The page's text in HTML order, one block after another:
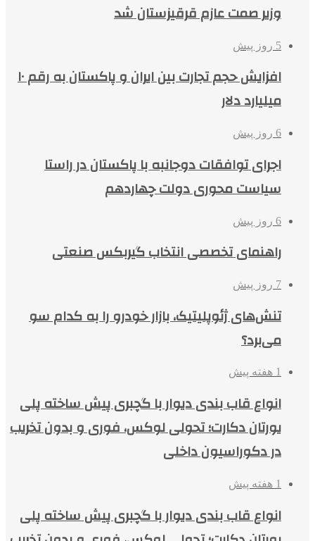
وزیر صمت عازم قرقیزستان شد
5 روز پیش
افزایش حجم تجارت بین ایران و پاکستان به رقم ۱۰
میلیارد دلار
6 روز پیش
اجرای توافقات دوجانبه با پاکستان در راستا
سیاست محوری دولت چهاردهم
6 روز پیش
راهنمای تخصصی انتخاب گیربکس صنعتی
7 روز پیش
تنش‌های ژئوپلیتیک، بازار خودرو را به کدام سو
می‌برد؟
1 هفته پیش
انواع قاب بندی دیوار با گچبری پیش ساخته پلی
یورتان دکارت؛ تحولی لوکس، فوری و بدون تخریب
در دکوراسیون داخلی
1 هفته پیش
انواع قاب بندی دیوار با گچبری پیش ساخته پلی